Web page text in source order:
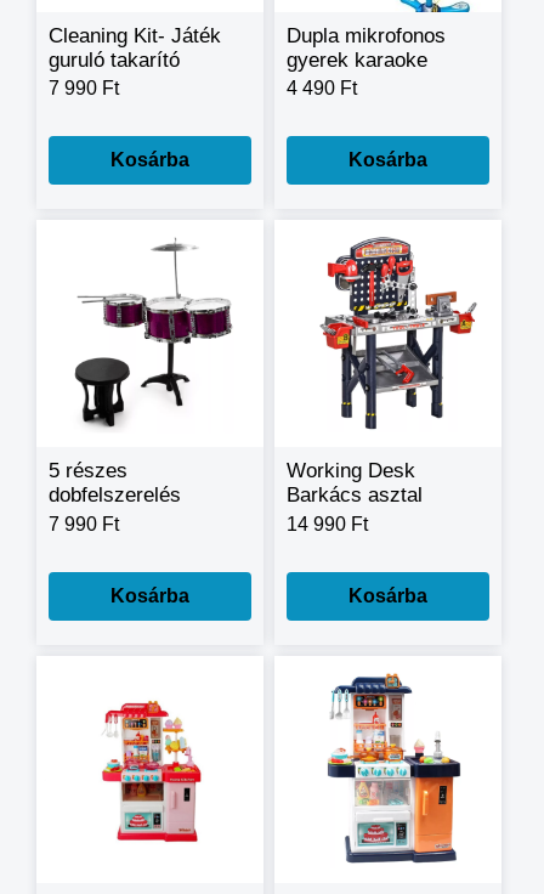
Cleaning Kit- Játék
guruló takarító
készlet
7 990 Ft
Kosárba
Dupla mikrofonos
gyerek karaoke
szett – fényekkel,
korlátlan mókával
4 490 Ft
Kosárba
5 részes
dobfelszerelés
gyerekeknek
7 990 Ft
Kosárba
Working Desk
Barkács asztal
gyermekeknek, sok
14 990 Ft
Kosárba